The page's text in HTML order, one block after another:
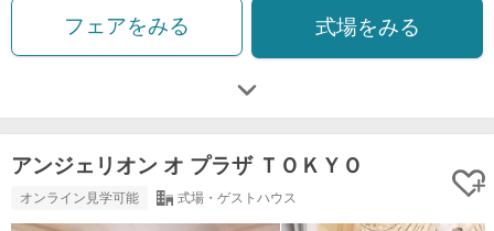
フェアをみる 式場をみる
アンジェリオン オ プラザ ＴＯＫＹＯ
オンライン見学可能 式場・ゲストハウス